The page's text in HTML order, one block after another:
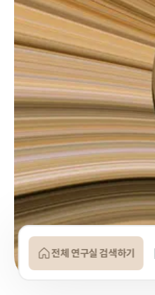
전체 연구실 검색하기